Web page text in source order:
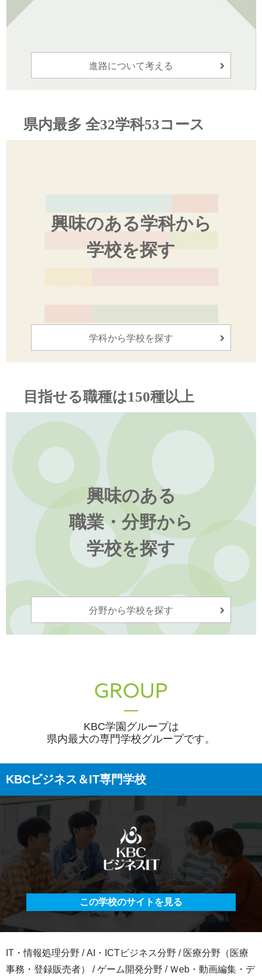
進路について考える
県内最多 全32学科53コース
興味のある学科から
学校を探す
学科から学校を探す
目指せる職種は150種以上
興味のある
職業・分野から
学校を探す
分野から学校を探す
GROUP
KBC学園グループは
県内最大の専門学校グループです。
KBCビジネス＆IT専門学校
この学校のサイトを見る
IT・情報処理分野 / AI・ICTビジネス分野 / 医療分野（医療
事務・登録販売者） / ゲーム開発分野 / Ｗeb・動画編集・デ